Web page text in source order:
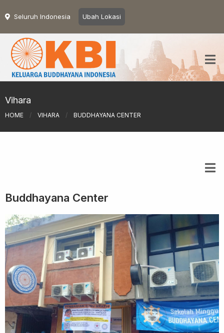
Seluruh Indonesia Ubah Lokasi
Vihara
HOME / VIHARA / BUDDHAYANA CENTER
Buddhayana Center